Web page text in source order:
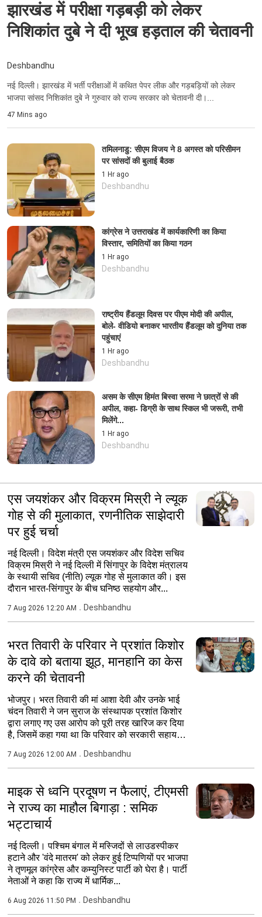
झारखंड में परीक्षा गड़बड़ी को लेकर
निशिकांत दुबे ने दी भूख हड़ताल की चेतावनी
Deshbandhu
नई दिल्ली। झारखंड में भर्ती परीक्षाओं में कथित पेपर लीक और गड़बड़ियों को लेकर
भाजपा सांसद निशिकांत दुबे ने गुरुवार को राज्य सरकार को चेतावनी दी।...
47 Mins ago
तमिलनाडु: सीएम विजय ने 8 अगस्त को परिसीमन
पर सांसदों की बुलाई बैठक
1 Hr ago
Deshbandhu
कांग्रेस ने उत्तराखंड में कार्यकारिणी का किया
विस्तार, समितियों का किया गठन
1 Hr ago
Deshbandhu
राष्ट्रीय हैंडलूम दिवस पर पीएम मोदी की अपील,
बोले- वीडियो बनाकर भारतीय हैंडलूम को दुनिया तक
पहुंचाएं
1 Hr ago
Deshbandhu
असम के सीएम हिमंत बिस्वा सरमा ने छात्रों से की
अपील, कहा- डिग्री के साथ स्किल भी जरूरी, तभी
मिलेंगे...
1 Hr ago
Deshbandhu
एस जयशंकर और विक्रम मिस्री ने ल्यूक
गोह से की मुलाकात, रणनीतिक साझेदारी
पर हुई चर्चा
नई दिल्ली। व‍िदेश मंत्री एस जयशंकर और विदेश सचिव
विक्रम मिस्री ने नई दिल्ली में सिंगापुर के विदेश मंत्रालय
के स्थायी सचिव (नीति) ल्यूक गोह से मुलाकात की। इस
दौरान भारत-सिंगापुर के बीच घनिष्ठ सहयोग और...
7 Aug 2026 12:20 AM Deshbandhu
भरत तिवारी के परिवार ने प्रशांत किशोर
के दावे को बताया झूठ, मानहानि का केस
करने की चेतावनी
भोजपुर। भरत तिवारी की मां आशा देवी और उनके भाई
चंदन तिवारी ने जन सुराज के संस्थापक प्रशांत किशोर
द्वारा लगाए गए उस आरोप को पूरी तरह खारिज कर दिया
है, जिसमें कहा गया था कि परिवार को सरकारी सहायता
7 Aug 2026 12:00 AM Deshbandhu
माइक से ध्वनि प्रदूषण न फैलाएं, टीएमसी
ने राज्य का माहौल बिगाड़ा : समिक
भट्टाचार्य
नई दिल्ली। पश्चिम बंगाल में मस्जिदों से लाउडस्पीकर
हटाने और 'वंदे मातरम' को लेकर हुई टिप्पणियों पर भाजपा
ने तृणमूल कांग्रेस और कम्युनिस्ट पार्टी को घेरा है। पार्टी
नेताओं ने कहा कि राज्य में धार्मिक...
6 Aug 2026 11:50 PM Deshbandhu